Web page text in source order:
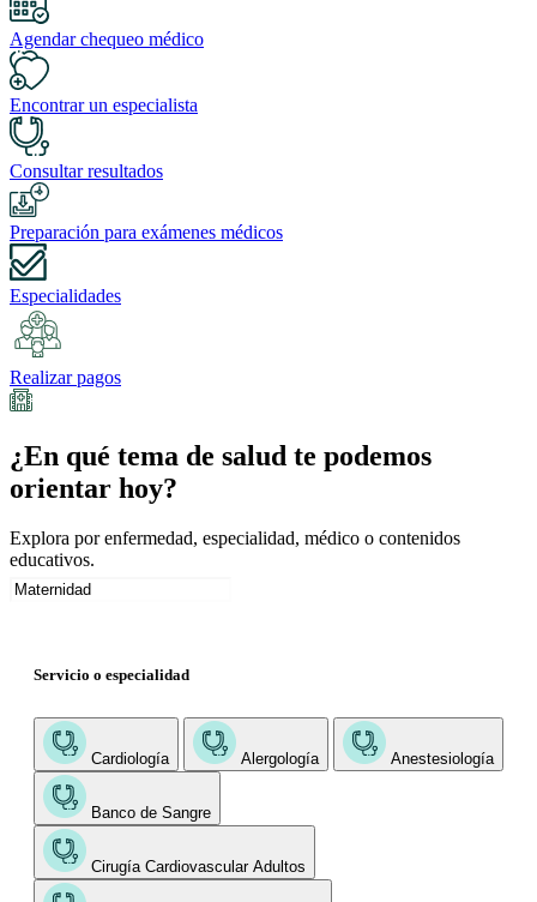
Agendar chequeo médico
Encontrar un especialista
Consultar resultados
Preparación para exámenes médicos
Especialidades
Realizar pagos
¿En qué tema de salud te podemos
orientar hoy?
Explora por enfermedad, especialidad, médico o contenidos
educativos.
Servicio o especialidad
Cardiología Alergología Anestesiología
Banco de Sangre
Cirugía Cardiovascular Adultos